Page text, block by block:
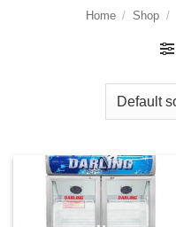
Home / Shop /